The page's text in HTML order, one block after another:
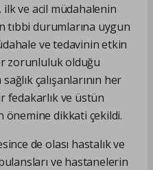
ilk ve acil müdahalenin
tıbbi durumlarına uygun
ve tedavinin etkin
zorunluluk olduğu
çalışanlarının her
fedakarlık ve üstün
önemine dikkati çekildi.
de olası hastalık ve
ve hastanelerin